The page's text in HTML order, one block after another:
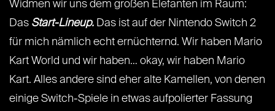
Widmen wir uns dem großen Elefanten im Raum:
Das Start-Lineup. Das ist auf der Nintendo Switch 2
für mich nämlich echt ernüchternd. Wir haben Mario
Kart World und wir haben… okay, wir haben Mario
Kart. Alles andere sind eher alte Kamellen, von denen
einige Switch-Spiele in etwas aufpolierter Fassung